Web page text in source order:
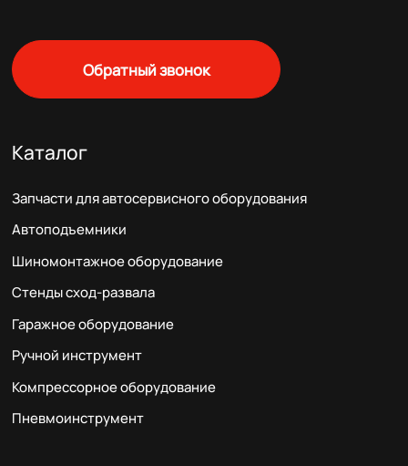
Обратный звонок
Каталог
Запчасти для автосервисного оборудования
Автоподъемники
Шиномонтажное оборудование
Стенды сход-развала
Гаражное оборудование
Ручной инструмент
Компрессорное оборудование
Пневмоинструмент